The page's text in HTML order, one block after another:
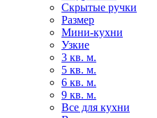
Скрытые ручки
Размер
Мини-кухни
Узкие
3 кв. м.
5 кв. м.
6 кв. м.
9 кв. м.
Все для кухни